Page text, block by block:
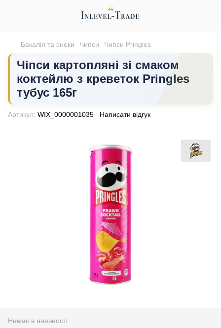
Бакалія та снеки Чипси Чипси Pringles
Чіпси картопляні зі смаком
коктейлю з креветок Pringles
тубус 165г
Артикул: WIX_0000001035 Написати відгук
Немає в наявності